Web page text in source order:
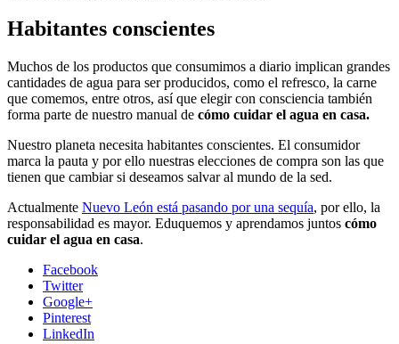
Habitantes conscientes
Muchos de los productos que consumimos a diario implican grandes
cantidades de agua para ser producidos, como el refresco, la carne
que comemos, entre otros, así que elegir con consciencia también
forma parte de nuestro manual de cómo cuidar el agua en casa.
Nuestro planeta necesita habitantes conscientes. El consumidor
marca la pauta y por ello nuestras elecciones de compra son las que
tienen que cambiar si deseamos salvar al mundo de la sed.
Actualmente Nuevo León está pasando por una sequía, por ello, la
responsabilidad es mayor. Eduquemos y aprendamos juntos cómo
cuidar el agua en casa.
Facebook
Twitter
Google+
Pinterest
LinkedIn